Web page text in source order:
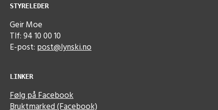
STYRELEDER
Geir Moe
Tlf: 94 10 00 10
E-post: post@lynski.no
LINKER
Følg på Facebook
Bruktmarked (Facebook)